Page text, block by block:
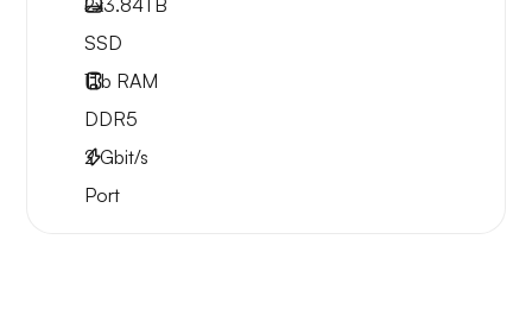
2x3.84TB
SSD
1Tb RAM
DDR5
2Gbit/s
Port